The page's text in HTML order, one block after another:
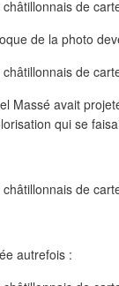
de la photo
Massé avait
qui se
autrefois :